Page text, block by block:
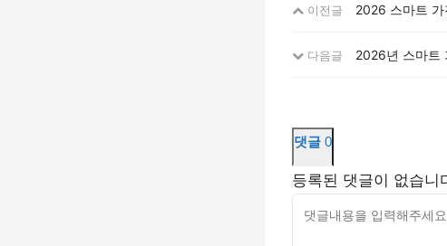
이전글 2026 스마트
다음글 2026년 스마트
댓글 0
등록된 댓글이 없습니